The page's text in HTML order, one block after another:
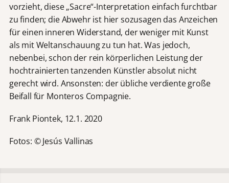
vorzieht, diese „Sacre“-Interpretation einfach furchtbar
zu finden; die Abwehr ist hier sozusagen das Anzeichen
für einen inneren Widerstand, der weniger mit Kunst
als mit Weltanschauung zu tun hat. Was jedoch,
nebenbei, schon der rein körperlichen Leistung der
hochtrainierten tanzenden Künstler absolut nicht
gerecht wird. Ansonsten: der übliche verdiente große
Beifall für Monteros Compagnie.
Frank Piontek, 12.1. 2020
Fotos: © Jesús Vallinas